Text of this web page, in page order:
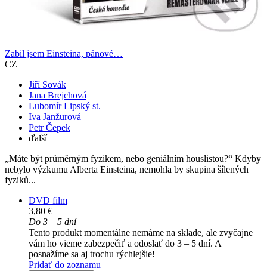
Zabil jsem Einsteina, pánové…
CZ
Jiří Sovák
Jana Brejchová
Lubomír Lipský st.
Iva Janžurová
Petr Čepek
ďalší
„Máte být průměrným fyzikem, nebo geniálním houslistou?“ Kdyby
nebylo výzkumu Alberta Einsteina, nemohla by skupina šílených
fyziků...
DVD film
3,80 €
Do 3 – 5 dní
Tento produkt momentálne nemáme na sklade, ale zvyčajne
vám ho vieme zabezpečiť a odoslať do 3 – 5 dní. A
posnažíme sa aj trochu rýchlejšie!
Pridať do zoznamu